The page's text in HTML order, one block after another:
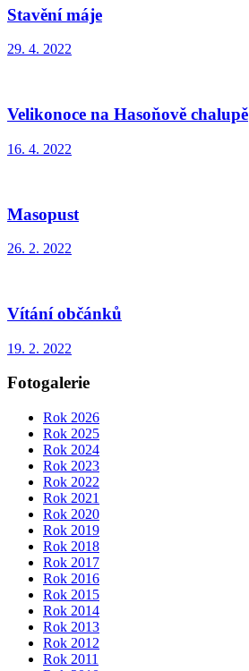
Stavění máje
29. 4. 2022
Velikonoce na Hasoňově chalupě
16. 4. 2022
Masopust
26. 2. 2022
Vítání občánků
19. 2. 2022
Fotogalerie
Rok 2026
Rok 2025
Rok 2024
Rok 2023
Rok 2022
Rok 2021
Rok 2020
Rok 2019
Rok 2018
Rok 2017
Rok 2016
Rok 2015
Rok 2014
Rok 2013
Rok 2012
Rok 2011